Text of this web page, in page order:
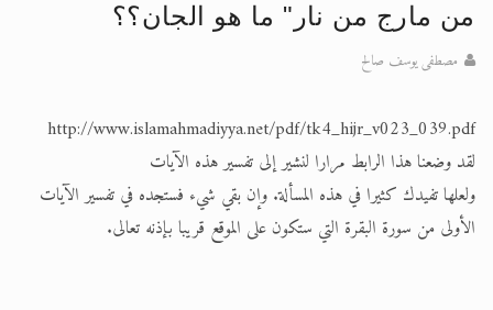
من مارج من نار" ما هو الجان؟؟
مصطفى يوسف صالح
http://www.islamahmadiyya.net/pdf/tk4_hijr_v023_039.pdf
لقد وضعنا هذا الرابط مرارا لنشير إلى تفسير هذه الآيات
ولعلها تفيدك كثيرا في هذه المسألة. وإن بقي شيء فستجده في تفسير الآيات
الأولى من سورة البقرة التي ستكون على الموقع قريبا بإذنه تعالى.